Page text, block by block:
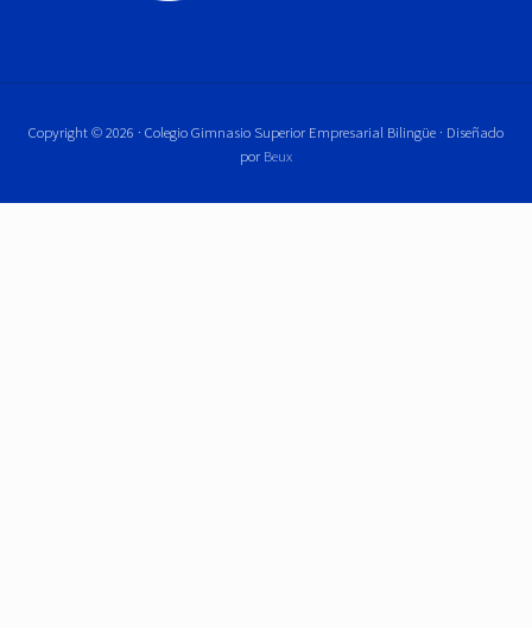
Copyright © 2026 · Colegio Gimnasio Superior Empresarial Bilingüe · Diseñado
por Beux